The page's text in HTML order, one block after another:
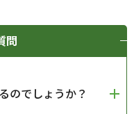
問
のでしょうか？